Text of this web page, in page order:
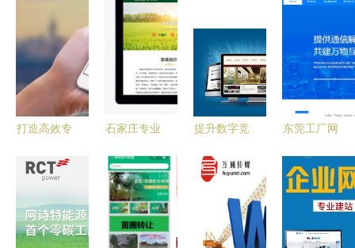
打造高效专
设服务 从
全流程解析
石家庄专业
网站建设服
务全攻略
提升数字竞
庄网站建设
服务的专业
指南
东莞工厂网
与青岛外放
手工活工厂